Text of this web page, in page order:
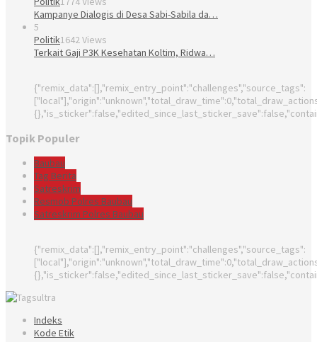
Kampanye Dialogis di Desa Sabi-Sabila da…
5
Politik1642 Views
Terkait Gaji P3K Kesehatan Koltim, Ridwa…
{"remix_data":[],"remix_entry_point":"challenges","source_tags":
Topik Populer
Baubau
Tag Berita
Satreskrim
Resmob Polres Baubau
Satreskrim Polres Baubau
{"remix_data":[],"remix_entry_point":"challenges","source_tags":
Indeks
Kode Etik